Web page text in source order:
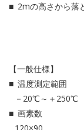
2mの高さから落
【一般仕様】
温度測定範囲
－20℃～＋250℃
画素数